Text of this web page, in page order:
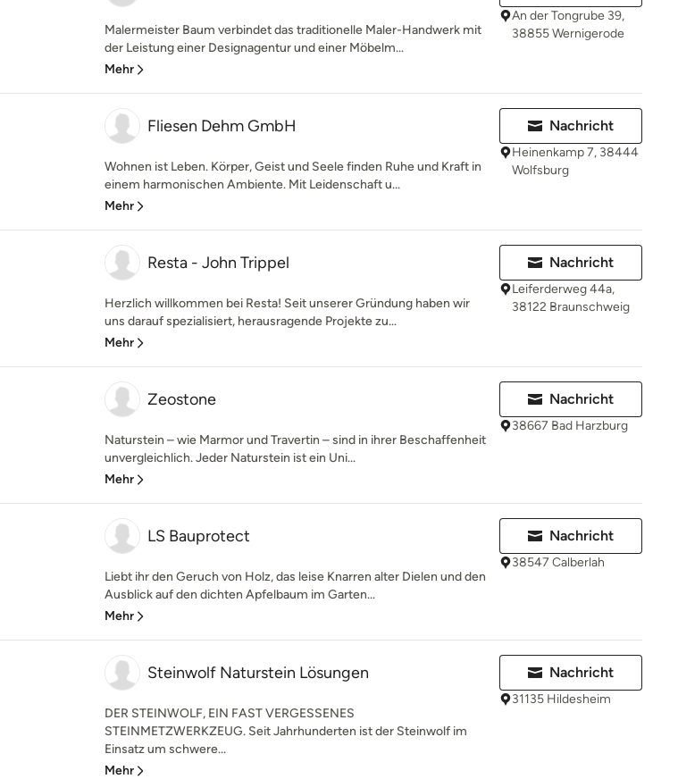
Malermeister Baum verbindet das traditionelle Maler-Handwerk mit
der Leistung einer Designagentur und einer Möbelm...
Mehr
An der Tongrube 39,
38855 Wernigerode
Fliesen Dehm GmbH
Wohnen ist Leben. Körper, Geist und Seele finden Ruhe und Kraft in
einem harmonischen Ambiente. Mit Leidenschaft u...
Mehr
Nachricht
Heinenkamp 7, 38444
Wolfsburg
Resta - John Trippel
Herzlich willkommen bei Resta! Seit unserer Gründung haben wir
uns darauf spezialisiert, herausragende Projekte zu...
Mehr
Nachricht
Leiferderweg 44a,
38122 Braunschweig
Zeostone
Naturstein – wie Marmor und Travertin – sind in ihrer Beschaffenheit
unvergleichlich. Jeder Naturstein ist ein Uni...
Mehr
Nachricht
38667 Bad Harzburg
LS Bauprotect
Liebt ihr den Geruch von Holz, das leise Knarren alter Dielen und den
Ausblick auf den dichten Apfelbaum im Garten...
Mehr
Nachricht
38547 Calberlah
Steinwolf Naturstein Lösungen
DER STEINWOLF, EIN FAST VERGESSENES
STEINMETZWERKZEUG. Seit Jahrhunderten ist der Steinwolf im
Einsatz um schwere...
Mehr
Nachricht
31135 Hildesheim